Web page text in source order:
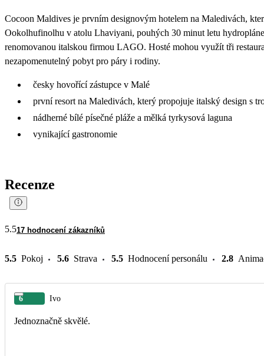
Cocoon Maldives je prvním designovým hotelem na Maledivách,
Ookolhufinolhu v atolu Lhaviyani, pouhých 30 minut letu
renomovanou italskou firmou LAGO. Hosté mohou využít tři
nezapomenutelný pobyt pro páry i rodiny.
česky hovořící zástupce v Malé
první resort na Maledivách, který propojuje italský design s
nádherné bílé písečné pláže a mělká tyrkysová laguna
vynikající gastronomie
Recenze
5.517 hodnocení zákazníků
5.5 Pokoj 5.6 Strava 5.5 Hodnocení personálu 2.8
6 Ivo
Jednoznačně skvělé.